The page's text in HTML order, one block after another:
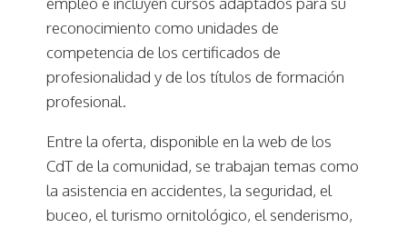
reconocimiento como unidades de
competencia de los certificados de
profesionalidad y de los títulos de formación
profesional.
Entre la oferta, disponible en la web de los
CdT de la comunidad, se trabajan temas como
la asistencia en accidentes, la seguridad, el
buceo, el turismo ornitológico, el senderismo,